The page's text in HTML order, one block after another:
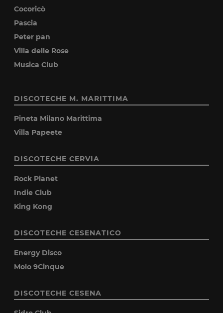
Cocoricò
Pascia
Peter pan
Villa delle Rose
Musica Club
DISCOTECHE M. MARITTIMA
Pineta Milano Marittima
Villa Papeete
DISCOTECHE CERVIA
Rock Planet
Indie Club
King Kong
DISCOTECHE CESENATICO
Energy Disco
Molo 9Cinque
DISCOTECHE CESENA